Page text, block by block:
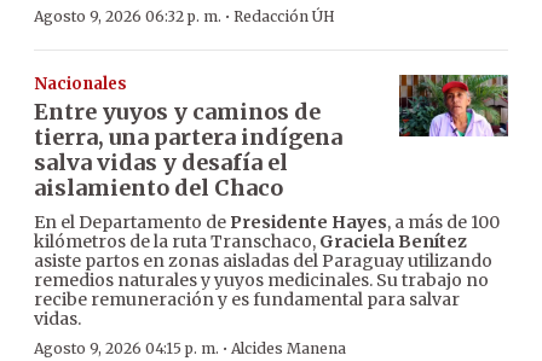
Agosto 9, 2026 06:32 p. m. · Redacción ÚH
Nacionales
Entre yuyos y caminos de
tierra, una partera indígena
salva vidas y desafía el
aislamiento del Chaco
En el Departamento de Presidente Hayes, a más de 100
kilómetros de la ruta Transchaco, Graciela Benítez
asiste partos en zonas aisladas del Paraguay utilizando
remedios naturales y yuyos medicinales. Su trabajo no
recibe remuneración y es fundamental para salvar
vidas.
Agosto 9, 2026 04:15 p. m. · Alcides Manena